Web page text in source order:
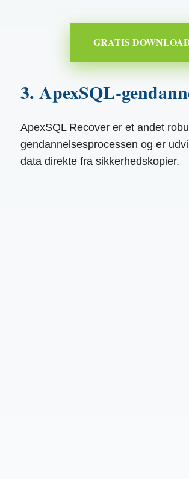
GRATIS
3. ApexSQL-
ApexSQL Recover er et andet
gendannelsesprocessen og er
data direkte fra sikkerhedskopier.